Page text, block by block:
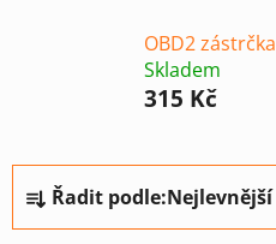
OBD2 zástrčka
Skladem
315 Kč
Ř
a Řadit podle:Nejlevnější